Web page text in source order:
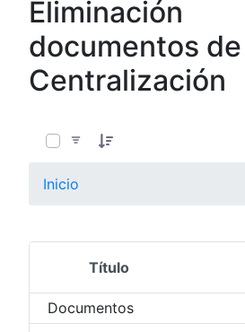
Eliminación
documentos de
Centralización
Inicio
Selección del elemento
Título
Documentos